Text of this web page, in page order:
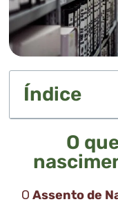
Índice
O
O Assento de